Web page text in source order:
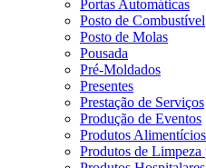
Portas Automáticas
Posto de Combustível
Posto de Molas
Pousada
Pré-Moldados
Presentes
Prestação de Serviços
Produção de Eventos
Produtos Alimentícios
Produtos de Limpeza